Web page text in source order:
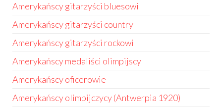
Amerykańscy gitarzyści bluesowi
Amerykańscy gitarzyści country
Amerykańscy gitarzyści rockowi
Amerykańscy medaliści olimpijscy
Amerykańscy oficerowie
Amerykańscy olimpijczycy (Antwerpia 1920)